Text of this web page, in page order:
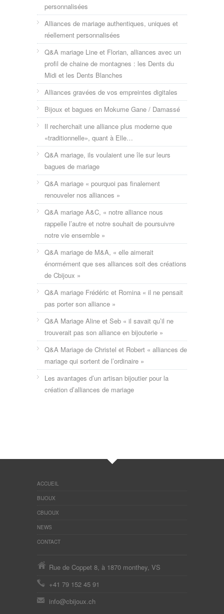
personnalisées
Alliances de mariage authentiques, uniques et
réellement personnalisées
Q&A mariage Line et Florian, alliances avec un
profil de chaine de montagnes : les Dents du
Midi et les Dents Blanches
Alliances gravées de vos empreintes digitales
Bijoux et bagues en Mokume Gane / Damassé
Il recherchait une alliance plus moderne que
«traditionnelle», quant à Elle…
Q&A mariage, ils voulaient une île sur leurs
bagues de mariage
Q&A mariage « pourquoi pas finalement
renouveler nos alliances »
Q&A mariage A&C, « notre alliance nous
rappelle l’autre et notre souhait de poursuivre
notre vie ensemble »
Q&A mariage de M&A, « elle aimerait
énormément que ses alliances soit des créations
de Cbijoux »
Q&A mariage Frédéric et Romina « il ne pensait
pas porter son alliance »
Q&A Mariage Aline et Seb « il savait qu’il ne
trouverait pas son alliance en bijouterie »
Q&A Mariage de Christel et Robert « alliances de
mariage qui sortent de l’ordinaire »
Les avantages d’un artisan bijoutier pour la
création d’alliances de mariage
ACCUEIL
BIJOUX
CBIJOUX
NEWS
CONTACT
Rue de Coppet 8, à 1870 monthey, VS
+41 79 152 45 91
info@cbijoux.ch